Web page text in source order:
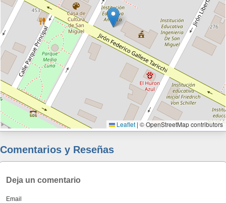
Leaflet | © OpenStreetMap contributors
Comentarios y Reseñas
Deja un comentario
Email